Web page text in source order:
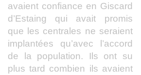
avaient confiance en Giscard
d’Estaing qui avait promis
que les centrales ne seraient
implantées qu’avec l’accord
de la population. Ils ont su
plus tard combien ils avaient